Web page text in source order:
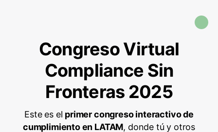
Congreso Virtual
Compliance Sin
Fronteras 2025
Este es el primer congreso interactivo de
cumplimiento en LATAM, donde tú y otros